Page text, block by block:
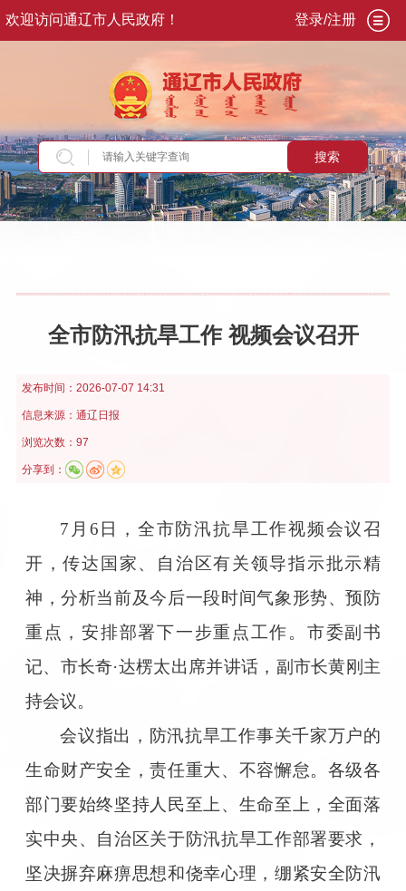
欢迎访问通辽市人民政府！ 登录/注册
搜索
当前位置：首页>新闻资讯>通辽要闻
全市防汛抗旱工作 视频会议召开
发布时间： 2026-07-07 14:31
信息来源： 通辽日报
浏览次数：97
分享到：
7月6日，全市防汛抗旱工作视频会议召
开，传达国家、自治区有关领导指示批示精
神，分析当前及今后一段时间气象形势、预防
重点，安排部署下一步重点工作。市委副书
记、市长奇·达楞太出席并讲话，副市长黄刚主
持会议。
会议指出，防汛抗旱工作事关千家万户的
生命财产安全，责任重大、不容懈怠。各级各
部门要始终坚持人民至上、生命至上，全面落
实中央、自治区关于防汛抗旱工作部署要求，
坚决摒弃麻痹思想和侥幸心理，绷紧安全防汛